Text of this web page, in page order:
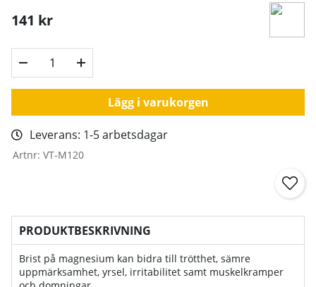
141 kr
Lägg i varukorgen
Leverans: 1-5 arbetsdagar
Artnr: VT-M120
PRODUKTBESKRIVNING
Brist på magnesium kan bidra till trötthet, sämre
uppmärksamhet, yrsel, irritabilitet samt muskelkramper